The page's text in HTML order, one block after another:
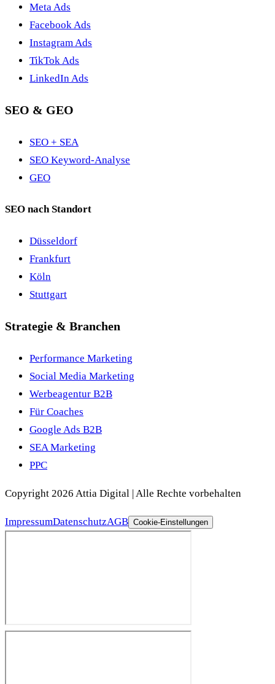
Meta Ads
Facebook Ads
Instagram Ads
TikTok Ads
LinkedIn Ads
SEO & GEO
SEO + SEA
SEO Keyword-Analyse
GEO
SEO nach Standort
Düsseldorf
Frankfurt
Köln
Stuttgart
Strategie & Branchen
Performance Marketing
Social Media Marketing
Werbeagentur B2B
Für Coaches
Google Ads B2B
SEA Marketing
PPC
Copyright 2026 Attia Digital | Alle Rechte vorbehalten
ImpressumDatenschutzAGB Cookie-Einstellungen